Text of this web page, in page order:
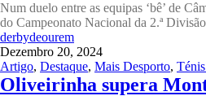
Num duelo entre as equipas ‘bê’ de
do Campeonato Nacional da 2.ª
derbydeourem
Dezembro 20, 2024
Artigo, Destaque, Mais Desporto,
Oliveirinha supera